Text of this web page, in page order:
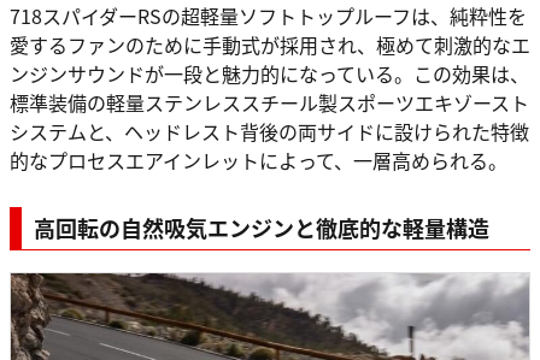
718スパイダーRSの超軽量ソフトトップルーフは、純粋性を
愛するファンのために手動式が採用され、極めて刺激的なエ
ンジンサウンドが一段と魅力的になっている。この効果は、
標準装備の軽量ステンレススチール製スポーツエキゾースト
システムと、ヘッドレスト背後の両サイドに設けられた特徴
的なプロセスエアインレットによって、一層高められる。
高回転の自然吸気エンジンと徹底的な軽量構造